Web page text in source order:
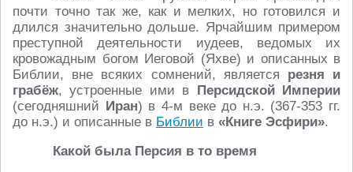
почти точно так же, как и мелких, но готовился и
длился значительно дольше. Ярчайшим примером
преступной деятельности иудеев, ведомых их
кровожадным богом Иеговой (Яхве) и описанных в
Библии, вне всяких сомнений, является резня и
грабёж, устроенные ими в Персидской Империи
(сегодняшний Иран) в 4-м веке до н.э. (367-353 гг.
до н.э.) и описанные в Библии в «Книге Эсфири».
Какой была Персия в то время